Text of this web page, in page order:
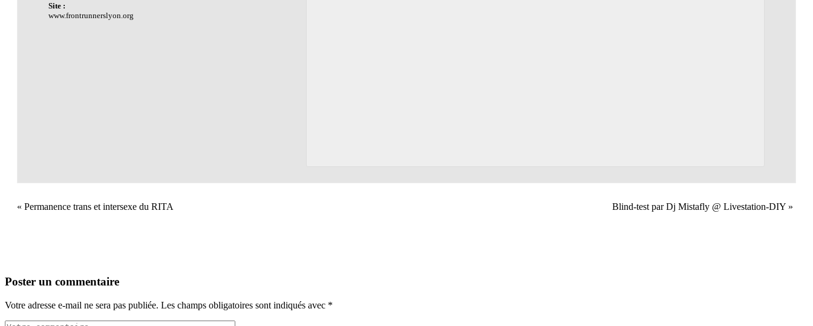
Site :
www.frontrunnerslyon.org
« Permanence trans et intersexe du RITA Blind-test par Dj Mistafly @ Livestation-DIY »
Poster un commentaire
Votre adresse e-mail ne sera pas publiée. Les champs obligatoires sont indiqués avec *